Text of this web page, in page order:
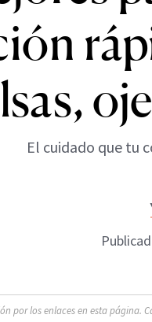
El cuidado que tu
por los enlaces en esta página.